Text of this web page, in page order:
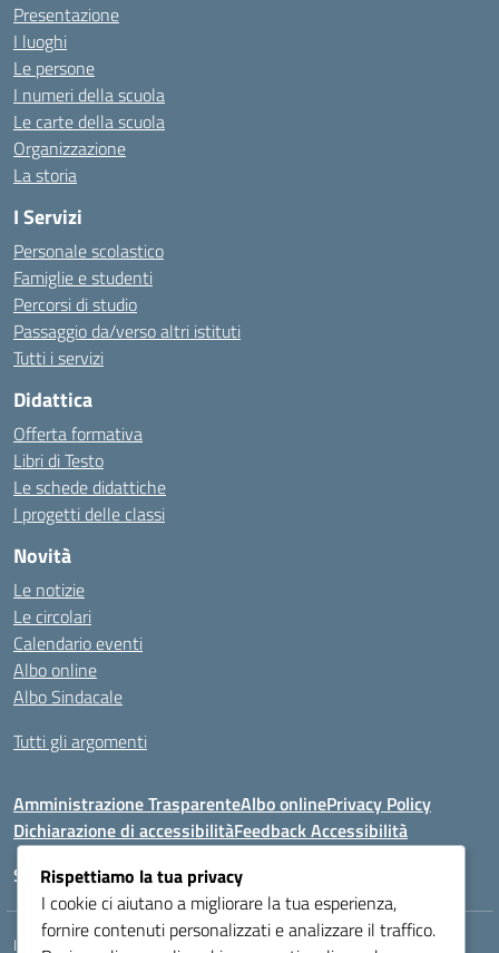
Presentazione
I luoghi
Le persone
I numeri della scuola
Le carte della scuola
Organizzazione
La storia
I Servizi
Personale scolastico
Famiglie e studenti
Percorsi di studio
Passaggio da/verso altri istituti
Tutti i servizi
Didattica
Offerta formativa
Libri di Testo
Le schede didattiche
I progetti delle classi
Novità
Le notizie
Le circolari
Calendario eventi
Albo online
Albo Sindacale
Tutti gli argomenti
Amministrazione TrasparenteAlbo onlinePrivacy Policy
Dichiarazione di accessibilitàFeedback Accessibilità
Seguici su:
Indirizzo: VIA LAZIO, 3, 43100 PARMA (PR)
Rispettiamo la tua privacy
I cookie ci aiutano a migliorare la tua esperienza,
fornire contenuti personalizzati e analizzare il traffico.